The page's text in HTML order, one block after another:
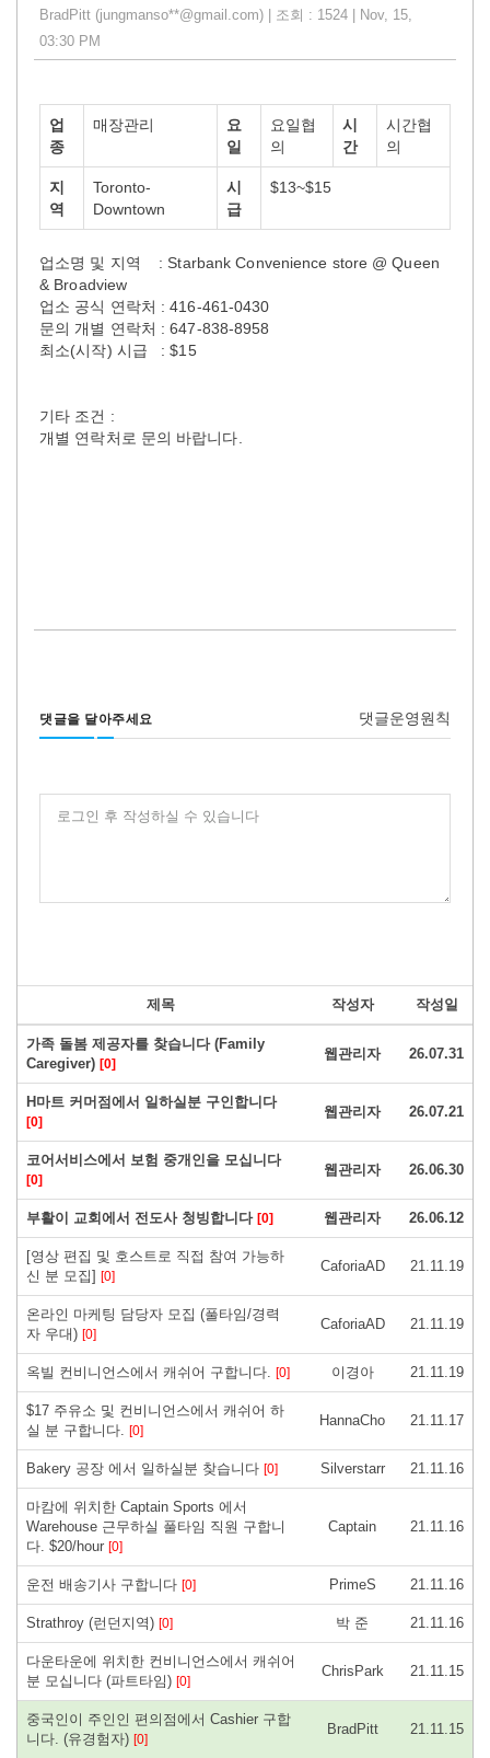
BradPitt (jungmanso**@gmail.com) | 조회 : 1524 | Nov, 15,
03:30 PM
업
종
매장관리
요
일
요일협
의
시
간
시간협
의
지
역
Toronto-
Downtown
시
급
$13~$15
업소명 및 지역 : Starbank Convenience store @ Queen
& Broadview
업소 공식 연락처 : 416-461-0430
문의 개별 연락처 : 647-838-8958
최소(시작) 시급 : $15
기타 조건 :
개별 연락처로 문의 바랍니다.
댓글을 달아주세요 댓글운영원칙
로그인 후 작성하실 수 있습니다
제목 작성자 작성일
가족 돌봄 제공자를 찾습니다 (Family
Caregiver) [0]
웹관리자 26.07.31
H마트 커머점에서 일하실분 구인합니다
[0]
웹관리자 26.07.21
코어서비스에서 보험 중개인을 모십니다
[0]
웹관리자 26.06.30
부활이 교회에서 전도사 청빙합니다 [0] 웹관리자 26.06.12
[영상 편집 및 호스트로 직접 참여 가능하
신 분 모집] [0]
CaforiaAD 21.11.19
온라인 마케팅 담당자 모집 (풀타임/경력
자 우대) [0]
CaforiaAD 21.11.19
옥빌 컨비니언스에서 캐쉬어 구합니다. [0] 이경아 21.11.19
$17 주유소 및 컨비니언스에서 캐쉬어 하
실 분 구합니다. [0]
HannaCho 21.11.17
Bakery 공장 에서 일하실분 찾습니다 [0] Silverstarr 21.11.16
마캄에 위치한 Captain Sports 에서
Warehouse 근무하실 풀타임 직원 구합니
다. $20/hour [0]
Captain 21.11.16
운전 배송기사 구합니다 [0] PrimeS 21.11.16
Strathroy (런던지역) [0] 박 준 21.11.16
다운타운에 위치한 컨비니언스에서 캐쉬어
분 모십니다 (파트타임) [0]
ChrisPark 21.11.15
중국인이 주인인 편의점에서 Cashier 구합
니다. (유경험자) [0]
BradPitt 21.11.15